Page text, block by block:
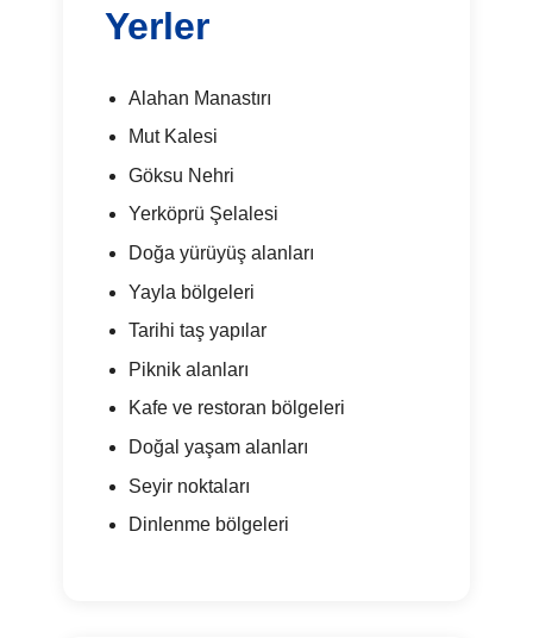
Yerler
Alahan Manastırı
Mut Kalesi
Göksu Nehri
Yerköprü Şelalesi
Doğa yürüyüş alanları
Yayla bölgeleri
Tarihi taş yapılar
Piknik alanları
Kafe ve restoran bölgeleri
Doğal yaşam alanları
Seyir noktaları
Dinlenme bölgeleri